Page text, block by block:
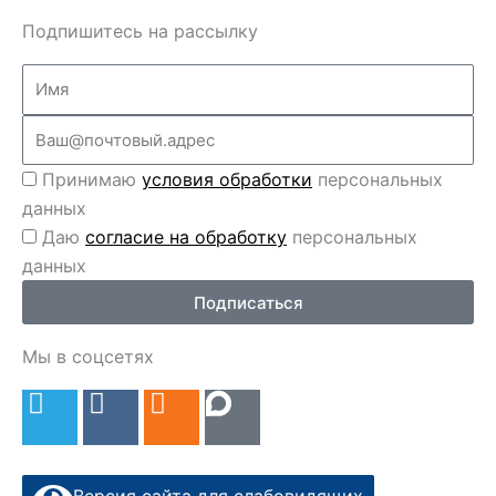
Подпишитесь на рассылку
Name
Перс
данные
Принимаю условия обработки персональных
данных
Перс
данные
Даю согласие на обработку персональных
данных
Подписаться
Мы в соцсетях
e
o